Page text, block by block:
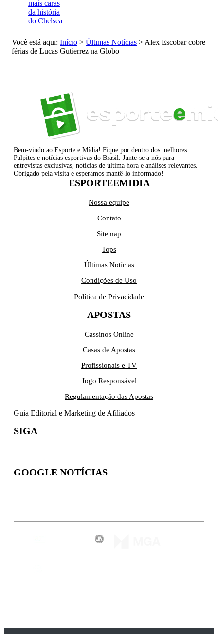
mais caras
da história
do Chelsea
Você está aqui: Início > Últimas Notícias > Alex Escobar cobre
férias de Lucas Gutierrez na Globo
Bem-vindo ao Esporte e Mídia! Fique por dentro dos melhores
Palpites e notícias esportivas do Brasil. Junte-se a nós para
entrevistas exclusivas, notícias de última hora e análises relevantes.
Obrigado pela visita e esperamos mantê-lo informado!
ESPORTEEMIDIA
Nossa equipe
Contato
Sitemap
Tops
Últimas Notícias
Condições de Uso
Política de Privacidade
APOSTAS
Cassinos Online
Casas de Apostas
Profissionais e TV
Jogo Responsável
Regulamentação das Apostas
Guia Editorial e Marketing de Afiliados
SIGA
GOOGLE NOTÍCIAS